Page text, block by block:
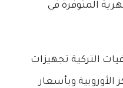
المتوفرة في
التركية تجهيزات
وبأسعار